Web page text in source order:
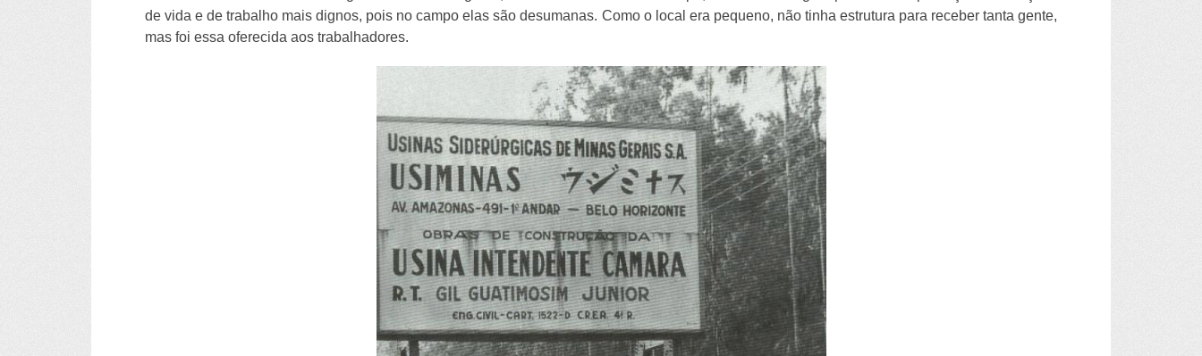
de vida e de trabalho mais dignos, pois no campo elas são desumanas. Como o local era pequeno, não tinha estrutura para receber tanta gente,
mas foi essa oferecida aos trabalhadores.